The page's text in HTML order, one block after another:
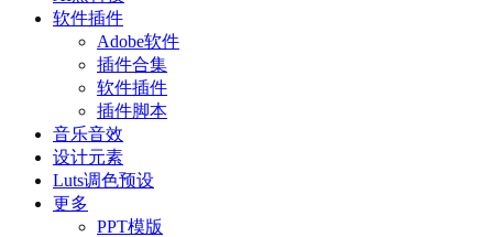
软件插件
Adobe软件
插件合集
软件插件
插件脚本
音乐音效
设计元素
Luts调色预设
更多
PPT模版